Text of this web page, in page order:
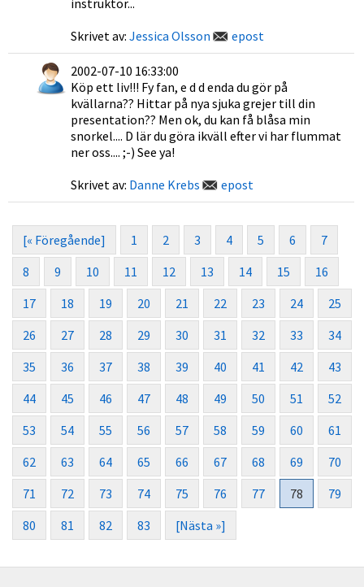
instruktör...
Skrivet av: Jessica Olsson epost
2002-07-10 16:33:00
Köp ett liv!!! Fy fan, e d d enda du gör på
kvällarna?? Hittar på nya sjuka grejer till din
presentation?? Men ok, du kan få blåsa min
snorkel.... D lär du göra ikväll efter vi har flummat
ner oss.... ;-) See ya!
Skrivet av: Danne Krebs epost
[« Föregående] 1 2 3 4 5 6
7
8
9 10 11 12 13 14 15
16
17
18 19 20 21 22 23 24
25
26
27 28 29 30 31 32 33
34
35
36 37 38 39 40 41 42
43
44
45 46 47 48 49 50 51
52
53
54 55 56 57 58 59 60
61
62
63 64 65 66 67 68 69
70
71
72 73 74 75 76 77 78
79
80
81 82 83 [Nästa »]